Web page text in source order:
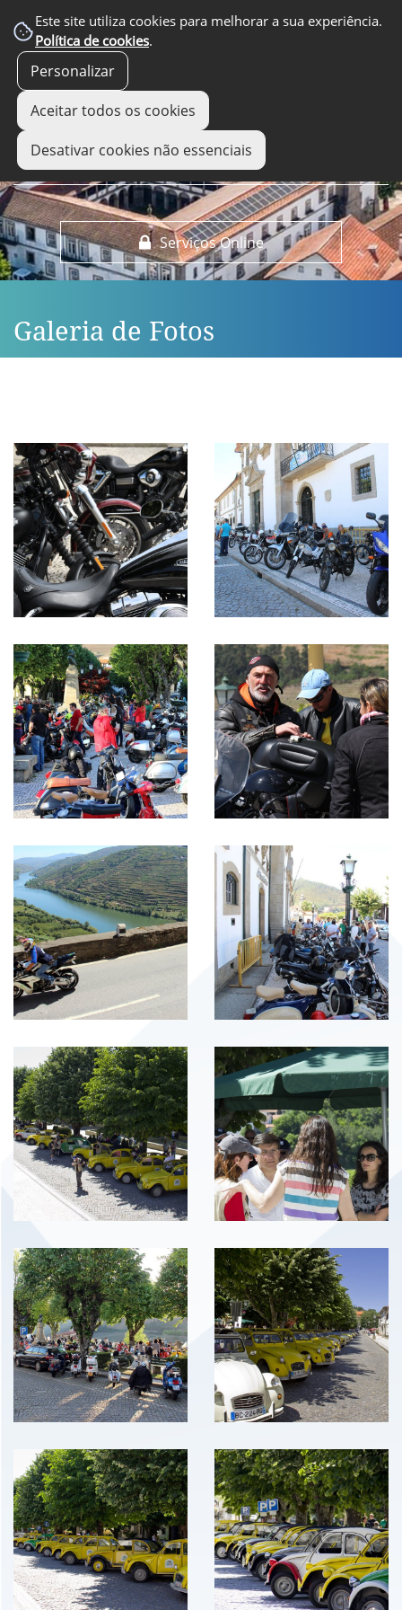
Este site utiliza cookies para melhorar a sua experiência.
Política de cookies.
Personalizar
Aceitar todos os cookies
Desativar cookies não essenciais
Serviços Online
EM DESTAQUE
Galeria de Fotos